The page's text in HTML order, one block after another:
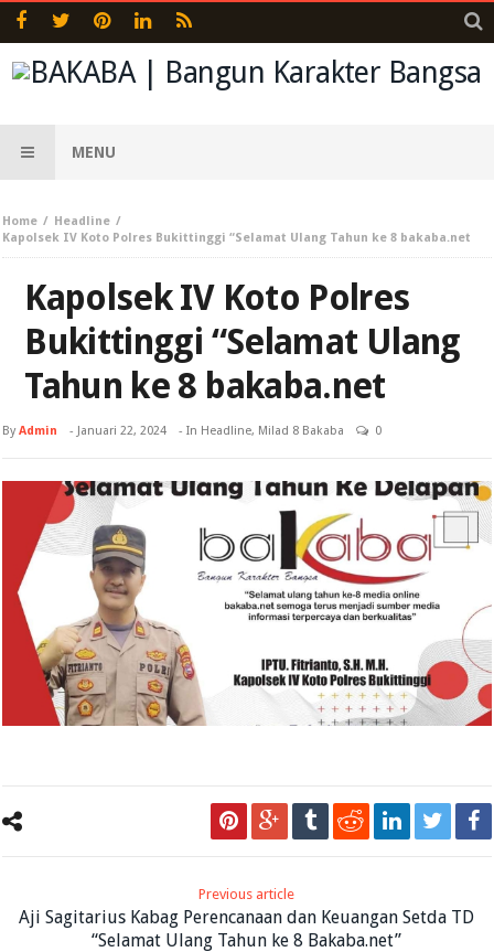
MENU
Home
Headline
Kapolsek IV Koto Polres Bukittinggi “Selamat Ulang Tahun ke 8 bakaba.net
Kapolsek IV Koto Polres
Bukittinggi “Selamat Ulang
Tahun ke 8 bakaba.net
ByAdmin - Januari 22, 2024 - In Headline, Milad 8 Bakaba 0
Previous article
Aji Sagitarius Kabag Perencanaan dan Keuangan Setda TD
“Selamat Ulang Tahun ke 8 Bakaba.net”